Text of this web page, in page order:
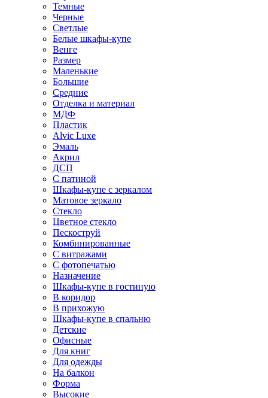
Темные
Черные
Светлые
Белые шкафы-купе
Венге
Размер
Маленькие
Большие
Средние
Отделка и материал
МДФ
Пластик
Alvic Luxe
Эмаль
Акрил
ДСП
С патиной
Шкафы-купе с зеркалом
Матовое зеркало
Стекло
Цветное стекло
Пескоструй
Комбинированные
С витражами
С фотопечатью
Назначение
Шкафы-купе в гостиную
В коридор
В прихожую
Шкафы-купе в спальню
Детские
Офисные
Для книг
Для одежды
На балкон
Форма
Высокие